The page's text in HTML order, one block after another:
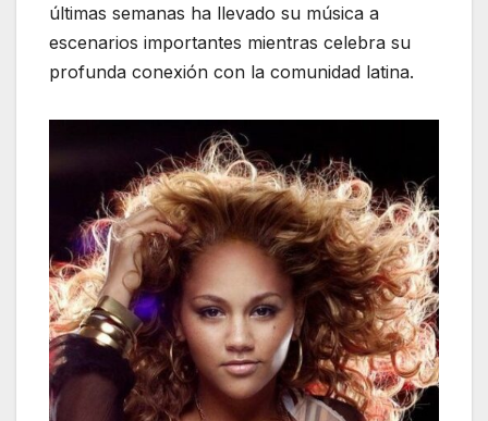
últimas semanas ha llevado su música a
escenarios importantes mientras celebra su
profunda conexión con la comunidad latina.